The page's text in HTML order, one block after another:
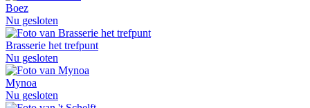
Boez
Nu gesloten
Brasserie het trefpunt
Nu gesloten
Mynoa
Nu gesloten